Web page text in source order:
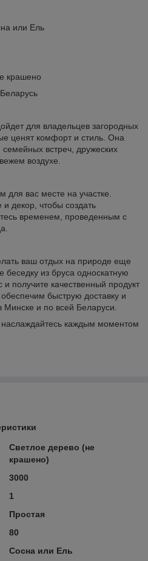
или Ель
крашено
для владельцев загородных
ценят комфорт и стиль. Она
встреч, дружеских
воздухе.
для вас месте на участке.
декор, чтобы создать
временем, проведенным с
ваш отдых на природе еще
из бруса односкатную
получите качественный продукт
быструю доставку и
и по всей Беларуси.
наслаждайтесь каждым моментом
Светлое дерево (не
крашено)
3000
1
Простая
80
Сосна или Ель